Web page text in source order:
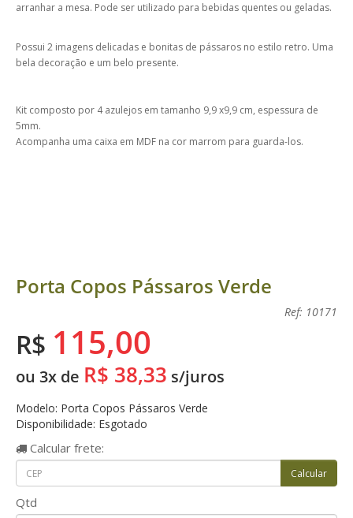
arranhar a mesa. Pode ser utilizado para bebidas quentes ou geladas.
Possui 2 imagens delicadas e bonitas de pássaros no estilo retro. Uma
bela decoração e um belo presente.
Kit composto por 4 azulejos em tamanho 9,9 x9,9 cm, espessura de
5mm.
Acompanha uma caixa em MDF na cor marrom para guarda-los.
Porta Copos Pássaros Verde
Ref: 10171
R$ 115,00
ou 3x de R$ 38,33 s/juros
Modelo: Porta Copos Pássaros Verde
Disponibilidade: Esgotado
Calcular frete:
Qtd